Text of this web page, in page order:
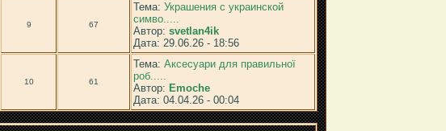
9 67
Тема: Украшения с украинской
симво.....
Автор: svetlan4ik
Дата: 29.06.26 - 18:56
10 61
Тема: Аксесуари для правильної
роб.....
Автор: Emoche
Дата: 04.04.26 - 00:04